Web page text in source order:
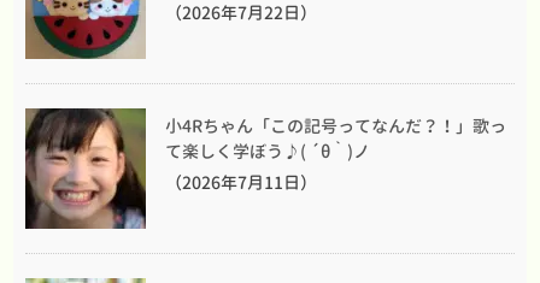
（2026年7月22日）
小4Rちゃん「この記号ってなんだ？！」歌っ
て楽しく学ぼう♪( ´θ｀)ノ
（2026年7月11日）